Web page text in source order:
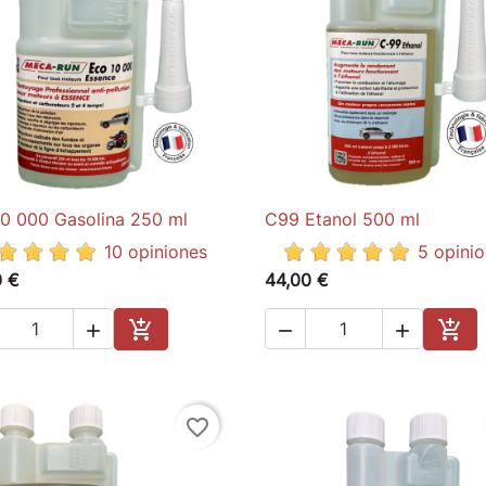
 Quick view
000 Gasolina 250 ml
10 opiniones
€
 
Add to cart
 Quick view
C99 Etanol 500 ml
5
44,00 €
  
Add
favorite_border